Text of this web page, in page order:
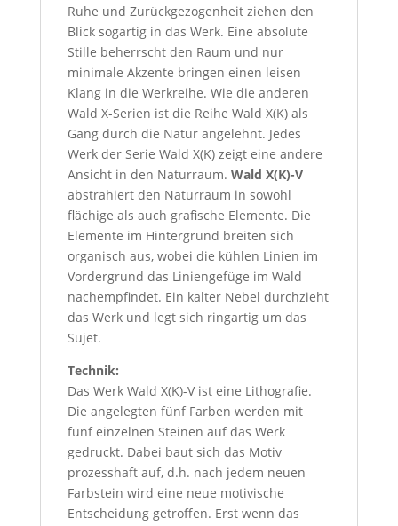
Ruhe und Zurückgezogenheit ziehen den
Blick sogartig in das Werk. Eine absolute
Stille beherrscht den Raum und nur
minimale Akzente bringen einen leisen
Klang in die Werkreihe. Wie die anderen
Wald X-Serien ist die Reihe Wald X(K) als
Gang durch die Natur angelehnt. Jedes
Werk der Serie Wald X(K) zeigt eine andere
Ansicht in den Naturraum. Wald X(K)-V
abstrahiert den Naturraum in sowohl
flächige als auch grafische Elemente. Die
Elemente im Hintergrund breiten sich
organisch aus, wobei die kühlen Linien im
Vordergrund das Liniengefüge im Wald
nachempfindet. Ein kalter Nebel durchzieht
das Werk und legt sich ringartig um das
Sujet.
Technik:
Das Werk Wald X(K)-V ist eine Lithografie.
Die angelegten fünf Farben werden mit
fünf einzelnen Steinen auf das Werk
gedruckt. Dabei baut sich das Motiv
prozesshaft auf, d.h. nach jedem neuen
Farbstein wird eine neue motivische
Entscheidung getroffen. Erst wenn das